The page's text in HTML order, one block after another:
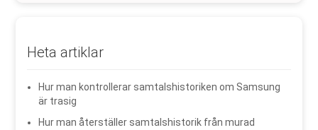
Heta artiklar
Hur man kontrollerar samtalshistoriken om Samsung
är trasig
Hur man återställer samtalshistorik från murad